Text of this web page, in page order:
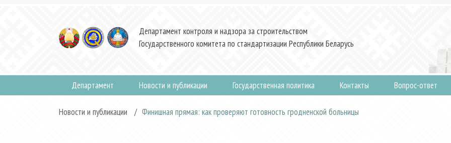
Департамент контроля и надзора за строительством
Государственного комитета по стандартизации Республики Беларусь
Департамент Новости и публикации Государственная политика Контакты Вопрос-ответ
Новости и публикации / Финишная прямая: как проверяют готовность гродненской больницы